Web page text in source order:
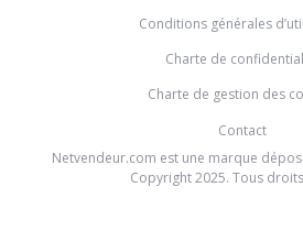
Conditions générales
Charte de
Charte de gestion des
Contact
Netvendeur.com est une marque
Copyright 2025. Tous